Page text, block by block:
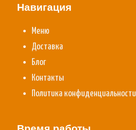
Навигация
Меню
Доставка
Блог
Контакты
Политика конфиденциальности